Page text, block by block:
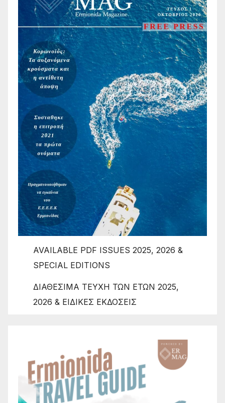
AVAILABLE PDF ISSUES 2025, 2026 &
SPECIAL EDITIONS
ΔΙΑΘΕΣΙΜΑ ΤΕΥΧΗ ΤΩΝ ΕΤΩΝ 2025,
2026 & ΕΙΔΙΚΕΣ ΕΚΔΟΣΕΙΣ